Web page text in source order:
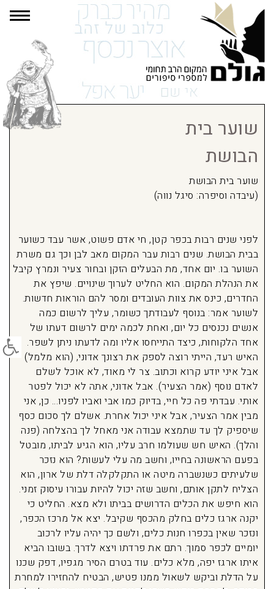
שוער בית
הבושת
שוער בית הבושת
(עיבדה וסיפרה: סיגל נווה)
לפני שנים רבות בכפר קטן, חי אדם פשוט, אשר עבד כשוער
בבית הבושת. שנים רבות עבר המקום מאב לבן וכך גם משרת
השוער בו. יום אחד, מת הבעלים הזקן ובחור צעיר ונמרץ קיבל
את הנהלת המקום. הוא החליט לערוך שינויים. שיפץ את
החדרים, כינס את צוות העובדים ומסר להם הוראות חדשות.
לשוער אמר: בנוסף לעבודתך כשומר, עליך לרשום כמה
אנשים נכנסים כל יום, ואחת לכמה ימים לרשום דעתו של
אחד הלקוחות, כיצד התייחסו אליו ומה לדעתו ניתן לשפר.
האיש רעד, הייתי רוצה לספק את רצונך אדוני, (הוא מלמל)
אבל איני יודע קרוא וכתוב. צר לי מאוד, לא אוכל לשלם
לאדם נוסף (אמר הצעיר). אבל אדוני, אתה לא יכול לפטר
אותי. עבדתי פה כל חיי, בדיוק כמו אבי ואביו לפניו… כן, אני
מבין אמר הצעיר, אבל איני יכול אחרת. אשלם לך סכום כסף
שיספיק לך עד שתמצא עבודה אני מאחל לך בהצלחה (פנה
והלך). האיש חש שעולמו חרב עליו, הוא הגיע לביתו, מובטל
בפעם הראשונה בחייו, וחשב מה עלי לעשות? הוא נזכר
שלעיתים כשנשברה מיטה או התקלקלה דלת של ארון, הוא
הצליח לתקן אותם, וחשב שזה יכול להיות עבורו עיסוק זמני.
הוא חיפש את הכלים הדרושים בביתו ולא מצא. החליט כי
יקנה ארגז כלים בחלק מהכסף שקיבל. יצא אל מרכז הכפר,
ונזכר שאין בכפרו חנות כלים, ולשם כך יהיה עליו לרכוב
יומיים לכפר סמוך. רתם את פרדתו ויצא לדרך. בשובו הביא
איתו ארגז יפה, מלא כלים. עוד בטרם הסיר מגפיו, דפק שכנו
על הדלת וביקש לשאול ממנו פטיש, הבטיח להחזירו למחרת